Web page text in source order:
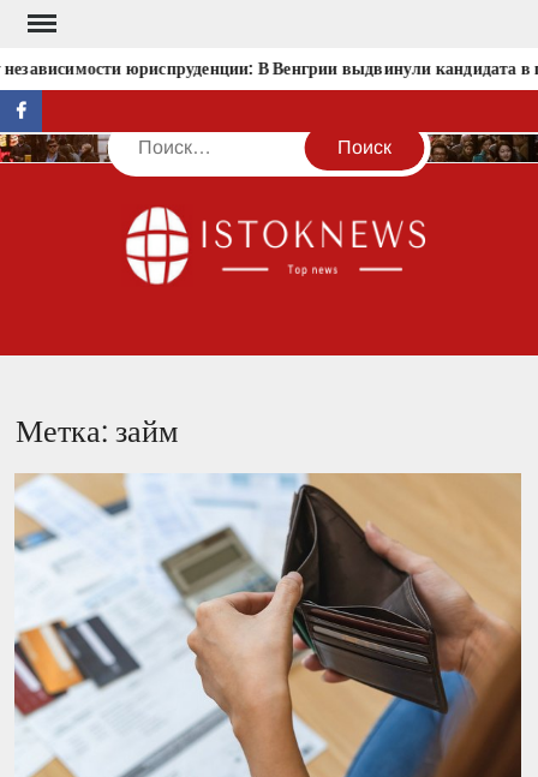
Перейти
содержимомуюриспруденции: В Венгрии выдвинули кандидата в
facebook
Поиск
Метка:займ